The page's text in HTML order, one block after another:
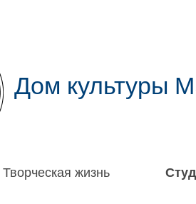
Дом культуры
Творческая жизнь